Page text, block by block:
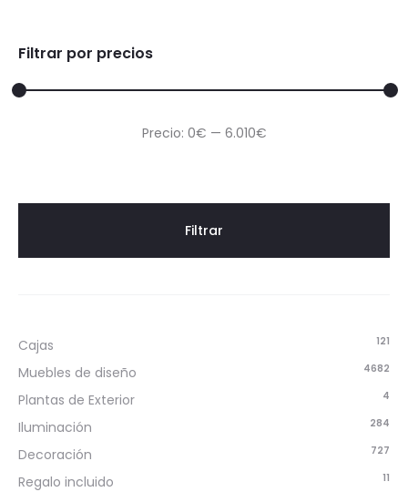
Filtrar por precios
Precio
Precio
Filtrar
Precio: 0€ — 6.010€
Cajas 121
Muebles de diseño 4682
Plantas de Exterior 4
Iluminación 284
Decoración 727
Regalo incluido 11